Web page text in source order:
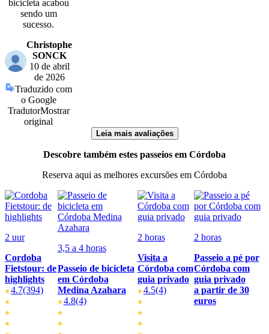
bicicleta acabou
sendo um
sucesso.
Christophe
SONCK
10 de abril
de 2026
Traduzido com
o Google
TradutorMostrar
original
Leia mais avaliações
Descobre também estes passeios em Córdoba
Reserva aqui as melhores excursões em Córdoba
2 uur
Cordoba
Fietstour: de
highlights
4.7(394)
3,5 a 4 horas
Passeio de bicicleta
em Córdoba
Medina Azahara
4.8(4)
2 horas
Visita a
Córdoba com
guia privado
4.5(4)
2 horas
Passeio a pé por
Córdoba com
guia privado
a partir de 30
euros